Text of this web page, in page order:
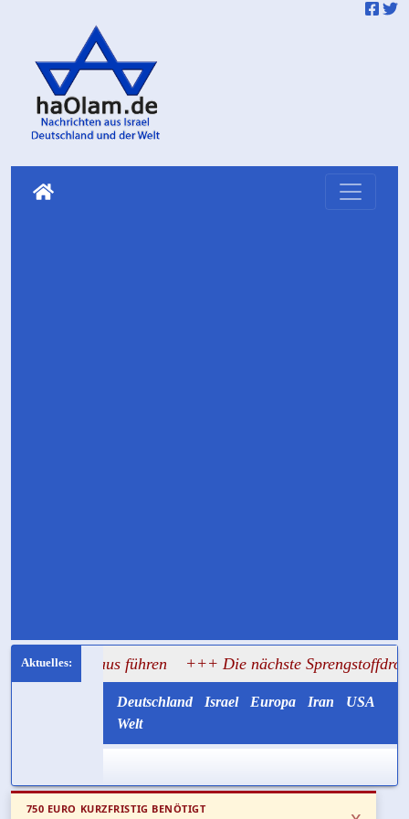
führen +++ Die nächste Sprengstoffdrohne könnte
Deutschland Israel Europa Iran
USA
Welt
750 EURO KURZFRISTIG BENÖTIGT